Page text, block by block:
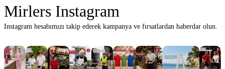
Mirlers Instagram
Instagram hesabımızı takip ederek kampanya ve fırsatlardan haberdar olun.